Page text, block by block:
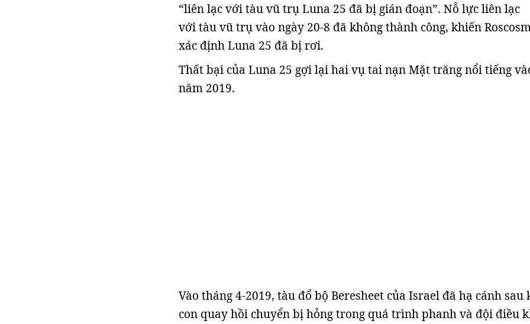
“liên lạc với tàu vũ trụ Luna 25 đã bị gián đoạn”. Nỗ lực liên lạc
với tàu vũ trụ vào ngày 20-8 đã không thành công, khiến
xác định Luna 25 đã bị rơi.
Thất bại của Luna 25 gợi lại hai vụ tai nạn Mặt trăng nổi tiếng
năm 2019.
Vào tháng 4-2019, tàu đổ bộ Beresheet của Israel đã hạ cánh sau
con quay hồi chuyển bị hỏng trong quá trình phanh và đội điều